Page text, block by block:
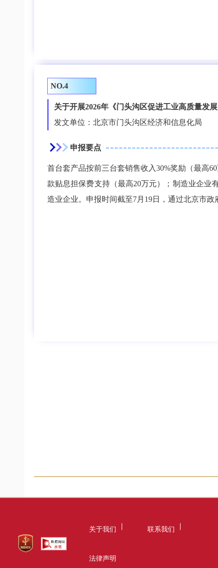
NO.4
关于开展2026年《门头沟区促进工业高质量发
发文单位：北京市门头沟区经济和信息化局
申报要点
首台套产品按前三台套销售收入30%奖励（最高
款贴息担保费支持（最高20万元）；制造业企业
造业企业。申报时间截至7月19日，通过北京市
关于我们 联系我们
法律声明